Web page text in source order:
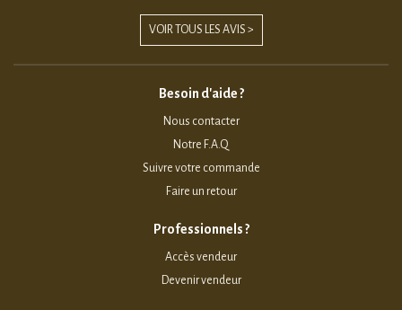
VOIR TOUS LES AVIS >
Besoin d'aide ?
Nous contacter
Notre F.A.Q
Suivre votre commande
Faire un retour
Professionnels ?
Accès vendeur
Devenir vendeur